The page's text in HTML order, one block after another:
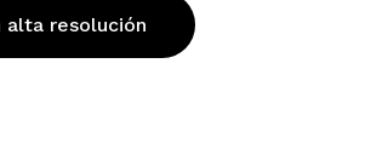
alta resolución